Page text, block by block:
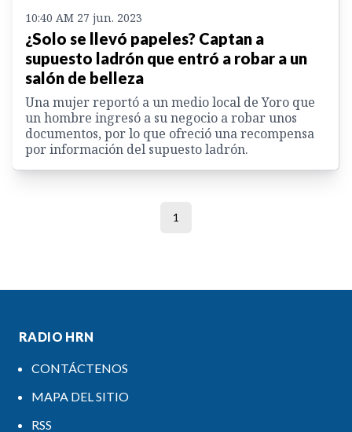
10:40 AM 27 jun. 2023
¿Solo se llevó papeles? Captan a
supuesto ladrón que entró a robar a un
salón de belleza
Una mujer reportó a un medio local de Yoro que
un hombre ingresó a su negocio a robar unos
documentos, por lo que ofreció una recompensa
por información del supuesto ladrón.
1
RADIO HRN
CONTÁCTENOS
MAPA DEL SITIO
RSS